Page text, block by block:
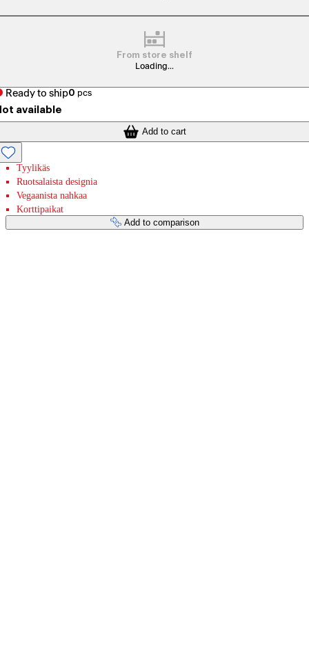
From store shelf
Loading...
Ready to ship0 pcs
available
Add to cart
Tyylikäs
Ruotsalaista designia
Vegaanista nahkaa
Korttipaikat
Add to comparison